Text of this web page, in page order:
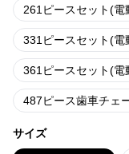
261ピースセット(電
331ピースセット(電
361ピースセット(電
487ピース歯車チェ
サイズ